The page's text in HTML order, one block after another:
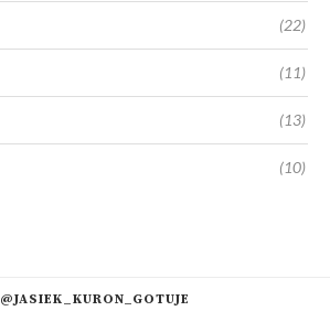
(22)
(11)
(13)
(10)
@JASIEK_KURON_GOTUJE